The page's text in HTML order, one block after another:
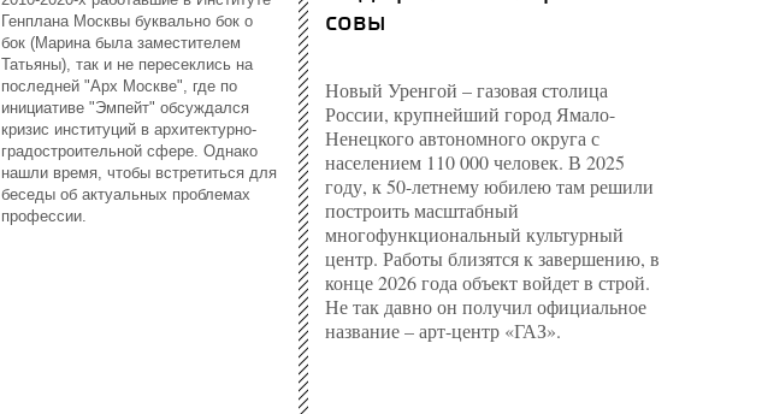
Генплана Москвы буквально бок о
бок (Марина была заместителем
Татьяны), так и не пересеклись на
последней "Арх Москве", где по
инициативе "Эмпейт" обсуждался
кризис институций в архитектурно-
градостроительной сфере. Однако
нашли время, чтобы встретиться для
беседы об актуальных проблемах
профессии.
совы
Новый Уренгой – газовая столица
России, крупнейший город Ямало-
Ненецкого автономного округа с
населением 110 000 человек. В 2025
году, к 50-летнему юбилею там решили
построить масштабный
многофункциональный культурный
центр. Работы близятся к завершению, в
конце 2026 года объект войдет в строй.
Не так давно он получил официальное
название – арт-центр «ГАЗ».